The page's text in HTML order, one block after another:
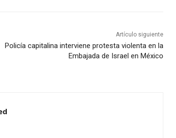
Artículo siguiente
Policía capitalina interviene protesta violenta en la
Embajada de Israel en México